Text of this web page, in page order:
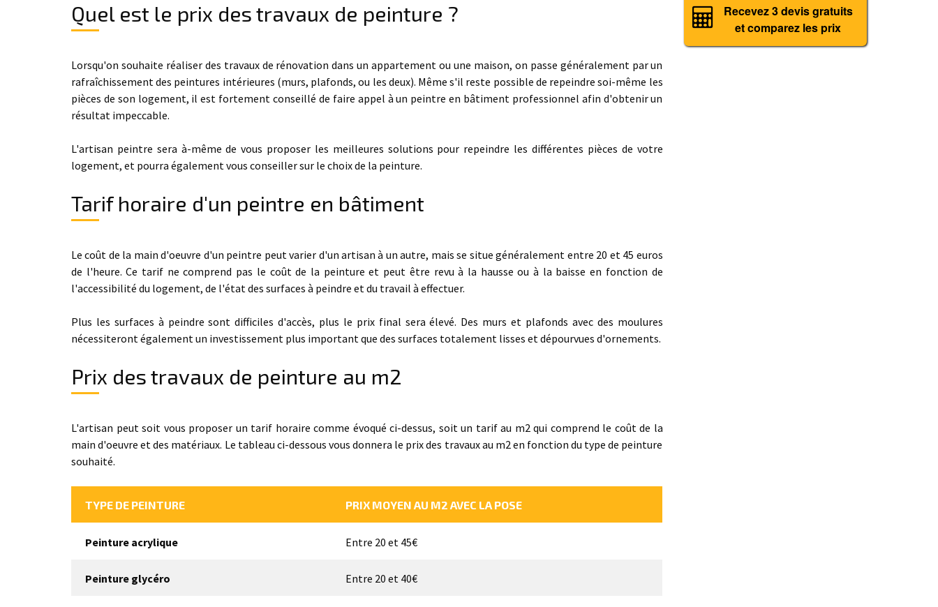
Quel est le prix des travaux de peinture ?
Lorsqu'on souhaite réaliser des travaux de rénovation dans un appartement ou une maison, on passe généralement par un
rafraîchissement des peintures intérieures (murs, plafonds, ou les deux). Même s'il reste possible de repeindre soi-même les
pièces de son logement, il est fortement conseillé de faire appel à un peintre en bâtiment professionnel afin d'obtenir un
résultat impeccable.
L'artisan peintre sera à-même de vous proposer les meilleures solutions pour repeindre les différentes pièces de votre
logement, et pourra également vous conseiller sur le choix de la peinture.
Tarif horaire d'un peintre en bâtiment
Le coût de la main d'oeuvre d'un peintre peut varier d'un artisan à un autre, mais se situe généralement entre 20 et 45 euros
de l'heure. Ce tarif ne comprend pas le coût de la peinture et peut être revu à la hausse ou à la baisse en fonction de
l'accessibilité du logement, de l'état des surfaces à peindre et du travail à effectuer.
Plus les surfaces à peindre sont difficiles d'accès, plus le prix final sera élevé. Des murs et plafonds avec des moulures
nécessiteront également un investissement plus important que des surfaces totalement lisses et dépourvues d'ornements.
Prix des travaux de peinture au m2
L'artisan peut soit vous proposer un tarif horaire comme évoqué ci-dessus, soit un tarif au m2 qui comprend le coût de la
main d'oeuvre et des matériaux. Le tableau ci-dessous vous donnera le prix des travaux au m2 en fonction du type de peinture
souhaité.
TYPE DE PEINTURE PRIX MOYEN AU M2 AVEC LA POSE
Peinture acrylique Entre 20 et 45€
Peinture glycéro Entre 20 et 40€
Recevez 3 devis gratuits
et comparez les prix